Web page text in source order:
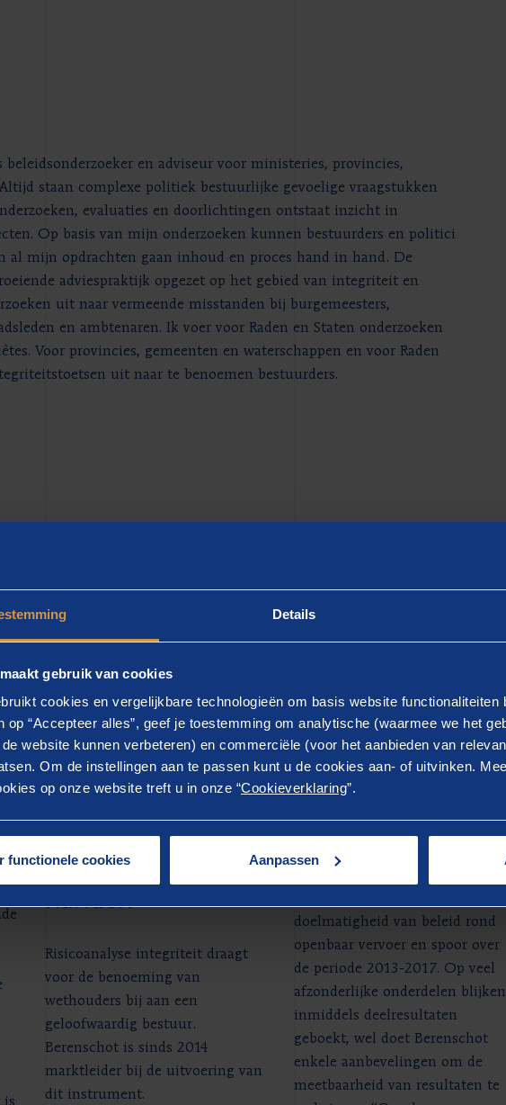
Details
gebruik van cookies
cookies en vergelijkbare technologieën om basis website functionaliteiten
op “Accepteer alles”, geef je toestemming om analytische (waarmee we het
website kunnen verbeteren) en commerciële (voor het aanbieden van
Om de instellingen aan te passen kunt u de cookies aan- of uitvinken.
op onze website treft u in onze “Cookieverklaring”.
functionele cookies Aanpassen
en adviseur voor ministeries, provincies,
staan complexe politiek bestuurlijke gevoelige vraagstukken
evaluaties en doorlichtingen ontstaat inzicht in
Op basis van mijn onderzoeken kunnen bestuurders en politici
al mijn opdrachten gaan inhoud en proces hand in hand. De
adviespraktijk opgezet op het gebied van integriteit en
uit naar vermeende misstanden bij burgemeesters,
en ambtenaren. Ik voer voor Raden en Staten onderzoeken
Voor provincies, gemeenten en waterschappen en voor Raden
uit naar te benoemen bestuurders.
Risicoanalyse
Integriteit voor
wethouders in
vertrouwde
handen
Risicoanalyse integriteit draagt
voor de benoeming van
wethouders bij aan een
geloofwaardig bestuur.
Berenschot is sinds 2014
marktleider bij de uitvoering van
dit instrument.
Case
Spoorbeleid op de
rails
doelmatigheid van beleid rond
openbaar vervoer en spoor over
de periode 2013-2017. Op veel
afzonderlijke onderdelen blijken
inmiddels deelresultaten
geboekt, wel doet Berenschot
enkele aanbevelingen om de
meetbaarheid van resultaten te